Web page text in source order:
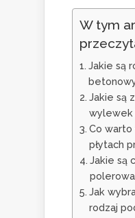
W tym
Jakie są
Jakie są
wylewek
Co
płytach
Jakie są
Jak
rodzaj